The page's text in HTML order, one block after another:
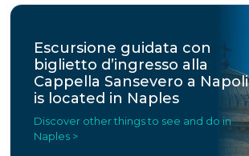
Escursione guidata con
biglietto d’ingresso alla
Cappella Sansevero a Napoli
is located in Naples
Discover other things to see and do in
Naples >